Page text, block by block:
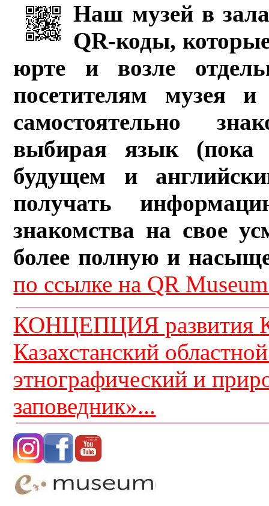
Наш музей в
QR-коды,
юрте и возле
посетителям музея и
самостоятельно
выбирая язык (пока
будущем и
получать
знакомства на свое
более полную и
по ссылке на QR
КОНЦЕПЦИЯ развития
Казахстанский
этнографический и
заповедник»...